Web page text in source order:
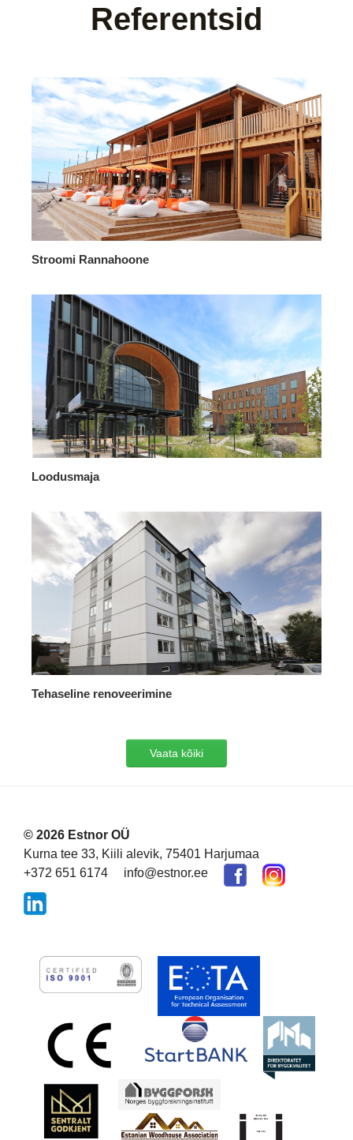
Referentsid
Tehaseline renoveerimine
Loodusmaja
Stroomi Rannahoone
Vaata kõiki
© 2026 Estnor OÜ
Kurna tee 33, Kiili alevik, 75401 Harjumaa
+372 651 6174
info@estnor.ee